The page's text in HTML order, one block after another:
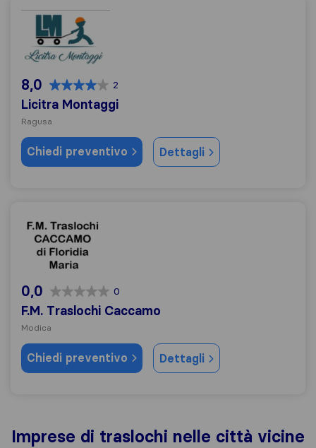
Licitra Montaggi
8,0 2
Licitra Montaggi
Ragusa
Chiedi preventivo Dettagli
F.M. Traslochi Caccamo
0,0 0
F.M. Traslochi Caccamo
Modica
Chiedi preventivo Dettagli
Imprese di traslochi nelle città vicine